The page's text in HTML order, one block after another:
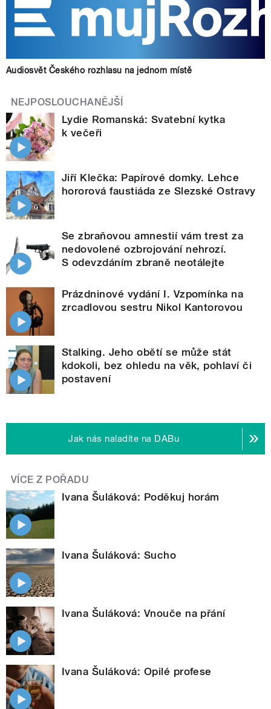
Audiosvět Českého rozhlasu na jednom místě
NEJPOSLOUCHANĚJŠÍ
Lydie Romanská: Svatební kytka
k večeři
Jiří Klečka: Papírové domky. Lehce
hororová faustiáda ze Slezské Ostravy
Se zbraňovou amnestií vám trest za
nedovolené ozbrojování nehrozí.
S odevzdáním zbraně neotálejte
Prázdninové vydání I. Vzpomínka na
zrcadlovou sestru Nikol Kantorovou
Stalking. Jeho obětí se může stát
kdokoli, bez ohledu na věk, pohlaví či
postavení
Jak nás naladíte na DABu
VÍCE Z POŘADU
Ivana Šuláková: Poděkuj horám
Ivana Šuláková: Sucho
Ivana Šuláková: Vnouče na přání
Ivana Šuláková: Opilé profese